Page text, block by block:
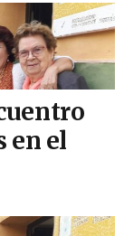
en el